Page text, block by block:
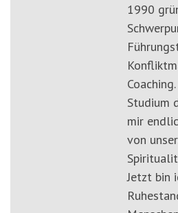
1990
Studium
mir
von
Jetzt bin